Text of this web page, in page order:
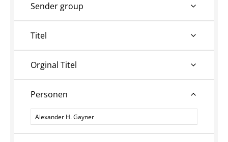
Sender group
Titel
Orginal Titel
Personen
Personen